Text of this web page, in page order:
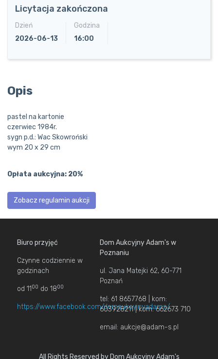
Licytacja zakończona
Dzień
2026-06-13
Godzina
16:00
Opis
pastel na kartonie
czerwiec 1984r.
sygn p.d.: Wac Skowroński
wym 20 x 29 cm
Opłata aukcyjna: 20%
Zobacz regulamin aukcji
Biuro przyjęć
Czynne codziennie w
godzinach
od 11 00 do 1800
https://www.facebook.com/domaukcyjnyadams/
Dom Aukcyjny Adam's w
Poznaniu
ul. Jana Matejki 62, 60-771
Poznań
tel: 61 8657768 | kom:
603928211 | kom: 662673 710
email: aukcje@adam-s.pl
All Rights Reserved by Dom Aukcyjny Adam's